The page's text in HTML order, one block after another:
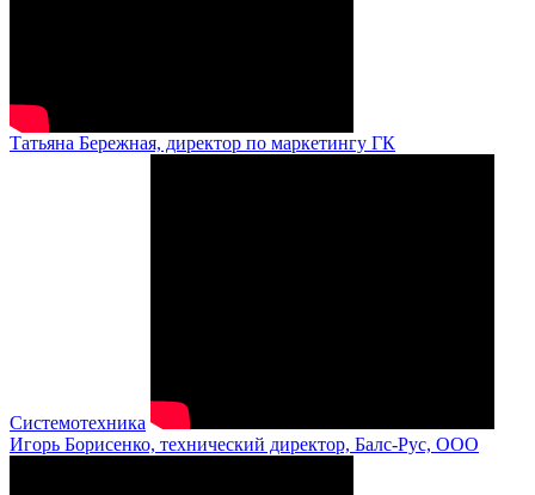
Татьяна Бережная, директор по маркетингу ГК
Системотехника
Игорь Борисенко, технический директор, Балс-Рус, ООО